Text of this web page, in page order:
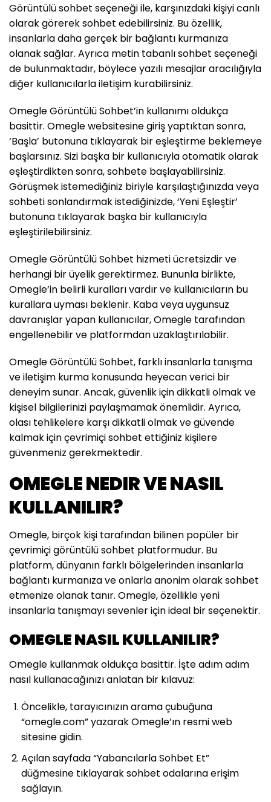
Görüntülü sohbet seçeneği ile, karşınızdaki kişiyi canlı
olarak görerek sohbet edebilirsiniz. Bu özellik,
insanlarla daha gerçek bir bağlantı kurmanıza
olanak sağlar. Ayrıca metin tabanlı sohbet seçeneği
de bulunmaktadır, böylece yazılı mesajlar aracılığıyla
diğer kullanıcılarla iletişim kurabilirsiniz.
Omegle Görüntülü Sohbet’in kullanımı oldukça
basittir. Omegle websitesine giriş yaptıktan sonra,
‘Başla’ butonuna tıklayarak bir eşleştirme beklemeye
başlarsınız. Sizi başka bir kullanıcıyla otomatik olarak
eşleştirdikten sonra, sohbete başlayabilirsiniz.
Görüşmek istemediğiniz biriyle karşılaştığınızda veya
sohbeti sonlandırmak istediğinizde, ‘Yeni Eşleştir’
butonuna tıklayarak başka bir kullanıcıyla
eşleştirilebilirsiniz.
Omegle Görüntülü Sohbet hizmeti ücretsizdir ve
herhangi bir üyelik gerektirmez. Bununla birlikte,
Omegle’in belirli kuralları vardır ve kullanıcıların bu
kurallara uyması beklenir. Kaba veya uygunsuz
davranışlar yapan kullanıcılar, Omegle tarafından
engellenebilir ve platformdan uzaklaştırılabilir.
Omegle Görüntülü Sohbet, farklı insanlarla tanışma
ve iletişim kurma konusunda heyecan verici bir
deneyim sunar. Ancak, güvenlik için dikkatli olmak ve
kişisel bilgilerinizi paylaşmamak önemlidir. Ayrıca,
olası tehlikelere karşı dikkatli olmak ve güvende
kalmak için çevrimiçi sohbet ettiğiniz kişilere
güvenmeniz gerekmektedir.
OMEGLE NEDIR VE NASIL
KULLANILIR?
Omegle, birçok kişi tarafından bilinen popüler bir
çevrimiçi görüntülü sohbet platformudur. Bu
platform, dünyanın farklı bölgelerinden insanlarla
bağlantı kurmanıza ve onlarla anonim olarak sohbet
etmenize olanak tanır. Omegle, özellikle yeni
insanlarla tanışmayı sevenler için ideal bir seçenektir.
OMEGLE NASIL KULLANILIR?
Omegle kullanmak oldukça basittir. İşte adım adım
nasıl kullanacağınızı anlatan bir kılavuz:
Öncelikle, tarayıcınızın arama çubuğuna
“omegle.com” yazarak Omegle’ın resmi web
sitesine gidin.
Açılan sayfada “Yabancılarla Sohbet Et”
düğmesine tıklayarak sohbet odalarına erişim
sağlayın.